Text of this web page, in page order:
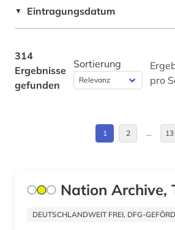
biographie (8)
botanik (1)
briefsammlung (2)
broadway (1)
Finnland (1)
Griechenland (1)
▼ Eintragungsdatum
314
Ergebnisse
gefunden
Sortierung
pro
1 2 … 13
Nation Archive,
DEUTSCHLANDWEIT FREI, DFG-